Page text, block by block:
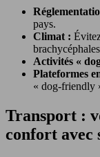
pays.
Climat :
Activités «
Plateformes
« dog-friendly
Transport :
confort avec